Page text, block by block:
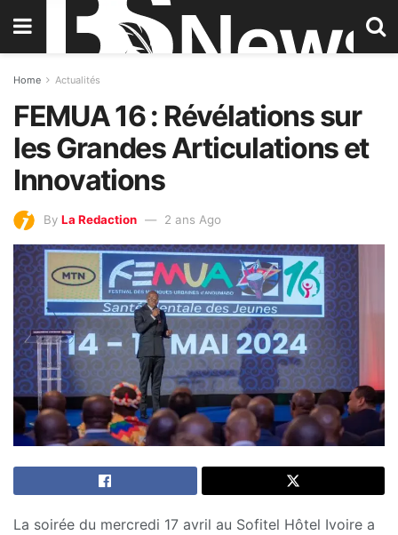
Home Actualités
FEMUA 16 : Révélations sur
les Grandes Articulations et
Innovations
By La Redaction 2 ans Ago
La soirée du mercredi 17 avril au Sofitel Hôtel Ivoire a